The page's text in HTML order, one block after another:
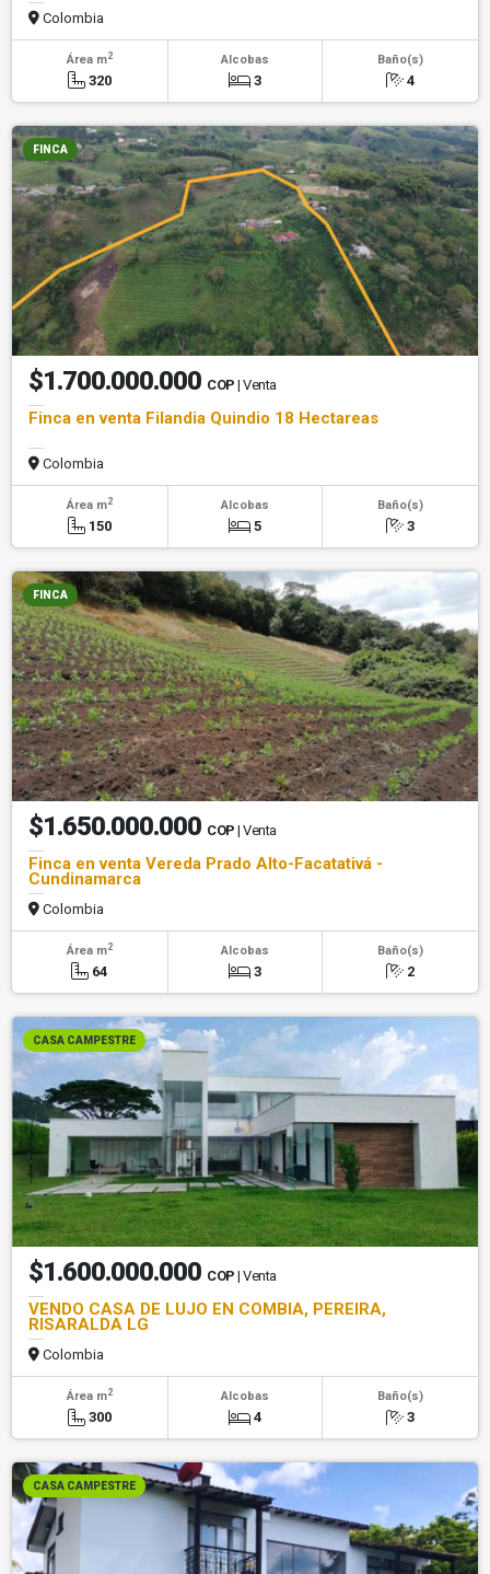
Colombia
Área m2
320
Alcobas
3
Baño(s)
4
FINCA
$1.700.000.000 COP | Venta
Finca en venta Filandia Quindio 18 Hectareas
Colombia
Área m2
150
Alcobas
5
Baño(s)
3
FINCA
$1.650.000.000 COP | Venta
Finca en venta Vereda Prado Alto-Facatativá -
Cundinamarca
Colombia
Área m2
64
Alcobas
3
Baño(s)
2
CASA CAMPESTRE
$1.600.000.000 COP | Venta
VENDO CASA DE LUJO EN COMBIA, PEREIRA,
RISARALDA LG
Colombia
Área m2
300
Alcobas
4
Baño(s)
3
CASA CAMPESTRE